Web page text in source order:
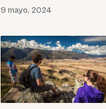
9 mayo, 2024